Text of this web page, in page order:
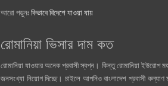
আরো পড়ুনঃ কিভাবে বিদেশে যাওয়া যায়
রোমানিয়া ভিসার দাম কত
রোমানিয়া যাওয়ার অনেক প্রবাসী স্বপ্ন। কিন্তু রোমানিয়া ইউরোপ
জনসংখ্যা নিয়োগ দিচ্ছে। চাইলে আপনিও বাংলাদেশ প্রবাসী